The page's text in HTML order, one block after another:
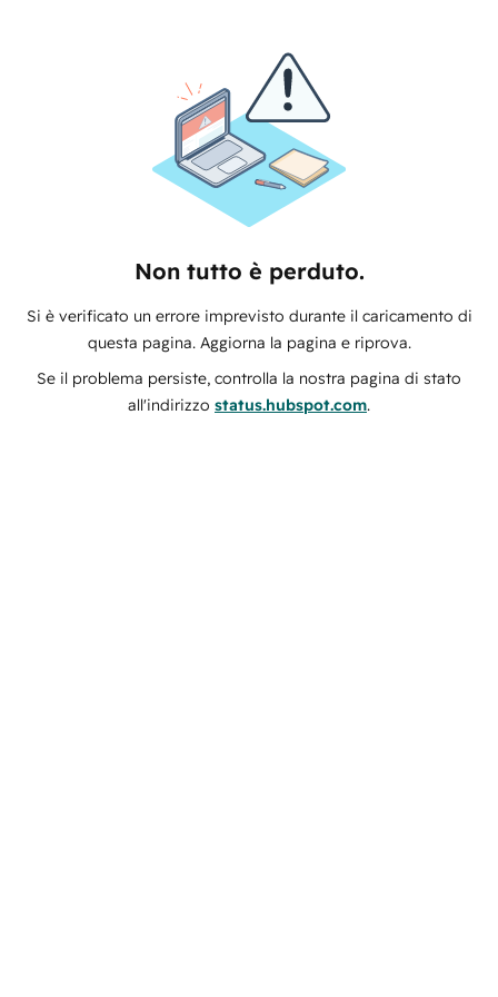
Non tutto è perduto.
Si è verificato un errore imprevisto durante il caricamento di
questa pagina. Aggiorna la pagina e riprova.
Se il problema persiste, controlla la nostra pagina di stato
all'indirizzo status.hubspot.com.